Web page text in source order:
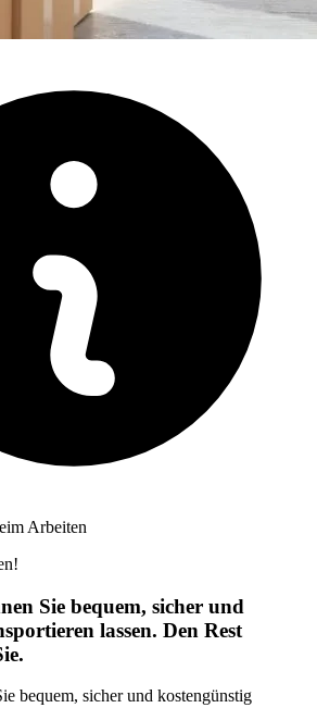
Arbeiten
Sie bequem, sicher und
lassen. Den Rest
bequem, sicher und kostengünstig